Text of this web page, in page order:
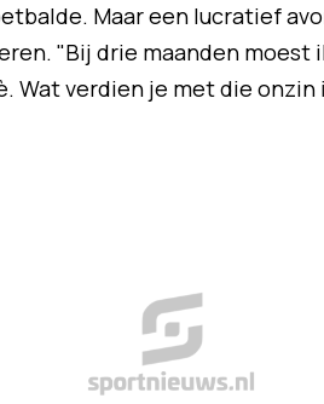
Maar een lucratief
"Bij drie maanden moest
Wat verdien je met die onzin